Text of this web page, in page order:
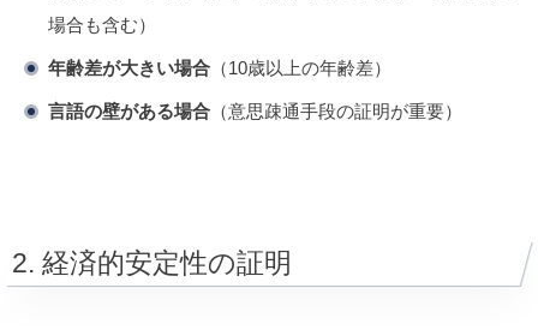
場合も含む）
年齢差が大きい場合 （10歳以上の年齢差）
言語の壁がある場合 （意思疎通手段の証明が重要）
2. 経済的安定性の証明